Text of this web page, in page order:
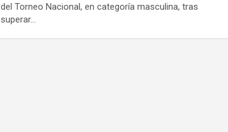
del Torneo Nacional, en categoría masculina, tras
superar…